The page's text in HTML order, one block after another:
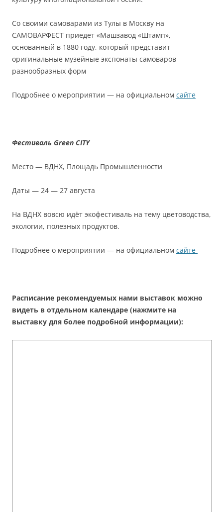
Со своими самоварами из Тулы в Москву на
САМОВАРФЕСТ приедет «Машзавод «Штамп»,
основанный в 1880 году, который представит
оригинальные музейные экспонаты самоваров
разнообразных форм
Подробнее о мероприятии — на официальном сайте
Фестиваль Green CITY
Место — ВДНХ, Площадь Промышленности
Даты — 24 — 27 августа
На ВДНХ вовсю идёт экофестиваль на тему цветоводства,
экологии, полезных продуктов.
Подробнее о мероприятии — на официальном сайте
Расписание рекомендуемых нами выставок можно
видеть в отдельном календаре (нажмите на
выставку для более подробной информации):